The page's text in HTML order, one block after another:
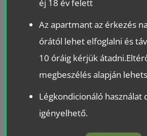
éj 18 év felett
Az apartmant az érkezés
órától lehet elfoglalni és
10 óráig kérjük
megbeszélés alapján
Légkondicionáló használat
igényelhető.